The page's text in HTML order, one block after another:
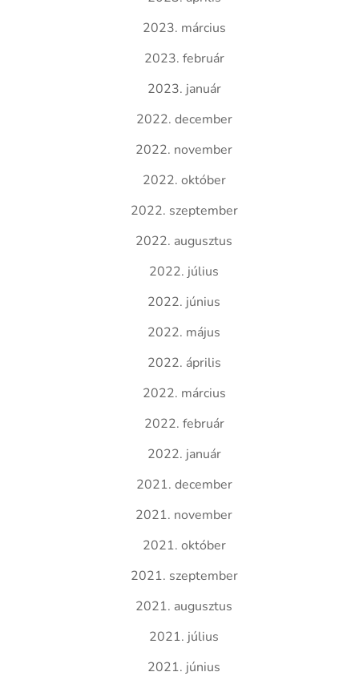
2023. március
2023. február
2023. január
2022. december
2022. november
2022. október
2022. szeptember
2022. augusztus
2022. július
2022. június
2022. május
2022. április
2022. március
2022. február
2022. január
2021. december
2021. november
2021. október
2021. szeptember
2021. augusztus
2021. július
2021. június